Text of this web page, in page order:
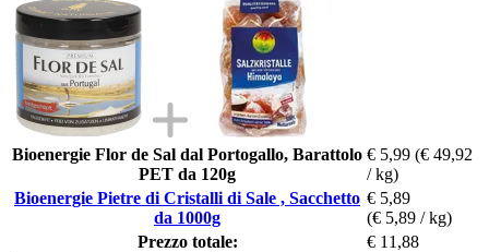
Bioenergie Flor de Sal dal Portogallo, Barattolo
PET da 120g
€ 5,99 (€ 49,92
/ kg)
Bioenergie Pietre di Cristalli di Sale , Sacchetto
da 1000g
€ 5,89
(€ 5,89 / kg)
Prezzo totale:
€ 11,88